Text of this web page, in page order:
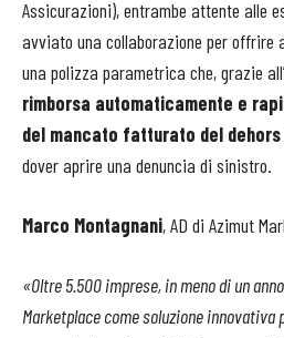
Assicurazioni), entrambe attente alle
avviato una collaborazione per
una polizza parametrica che, grazie
rimborsa automaticamente e
del mancato fatturato del
dover aprire una denuncia di sinistro.
Marco Montagnani, AD di Azimut
«Oltre 5.500 imprese, in meno di un
Marketplace come soluzione